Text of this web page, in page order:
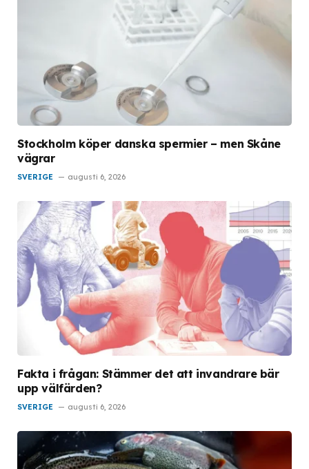
Stockholm köper danska spermier – men Skåne
vägrar
SVERIGE augusti 6, 2026
Fakta i frågan: Stämmer det att invandrare bär
upp välfärden?
SVERIGE augusti 6, 2026